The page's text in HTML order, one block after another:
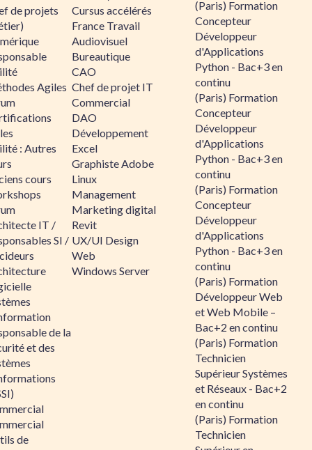
de projets
Agiles
: Autres
cours
IT /
SI /
de la
et des
de
Cursus accélérés
France Travail
Audiovisuel
Bureautique
CAO
Chef de projet IT
Commercial
DAO
Développement
Excel
Graphiste Adobe
Linux
Management
Marketing digital
Revit
UX/UI Design
Web
Windows Server
(Paris) Formation
Concepteur
Développeur
d'Applications
Python - Bac+3 en
continu
(Paris) Formation
Concepteur
Développeur
d'Applications
Python - Bac+3 en
continu
(Paris) Formation
Concepteur
Développeur
d'Applications
Python - Bac+3 en
continu
(Paris) Formation
Développeur Web
et Web Mobile –
Bac+2 en continu
(Paris) Formation
Technicien
Supérieur Systèmes
et Réseaux - Bac+2
en continu
(Paris) Formation
Technicien